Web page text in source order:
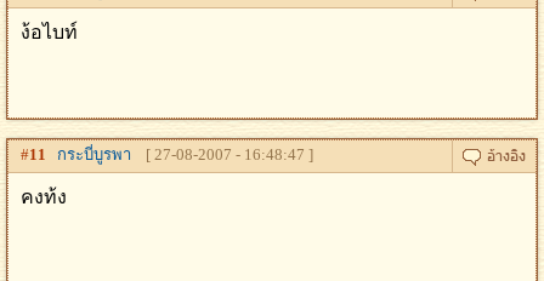
ง้อไบท์
#11 กระบี่บูรพา [ 27-08-2007 - 16:48:47 ]
คงท้ง